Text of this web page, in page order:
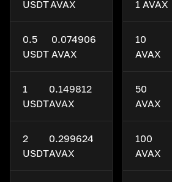
USDTAVAX
0.5
USDT
0.074906
AVAX
1
USDT
0.149812
AVAX
2
USDT
0.299624
AVAX
1 AVAX
10
AVAX
50
AVAX
100
AVAX